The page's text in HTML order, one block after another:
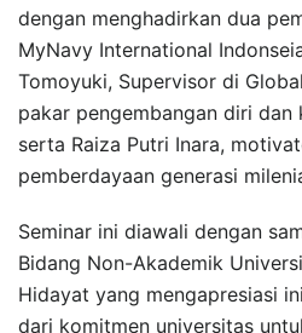
dengan menghadirkan dua
MyNavy International
Tomoyuki, Supervisor di
pakar pengembangan diri dan
serta Raiza Putri Inara,
pemberdayaan generasi
Seminar ini diawali dengan
Bidang Non-Akademik
Hidayat yang mengapresiasi
dari komitmen universitas